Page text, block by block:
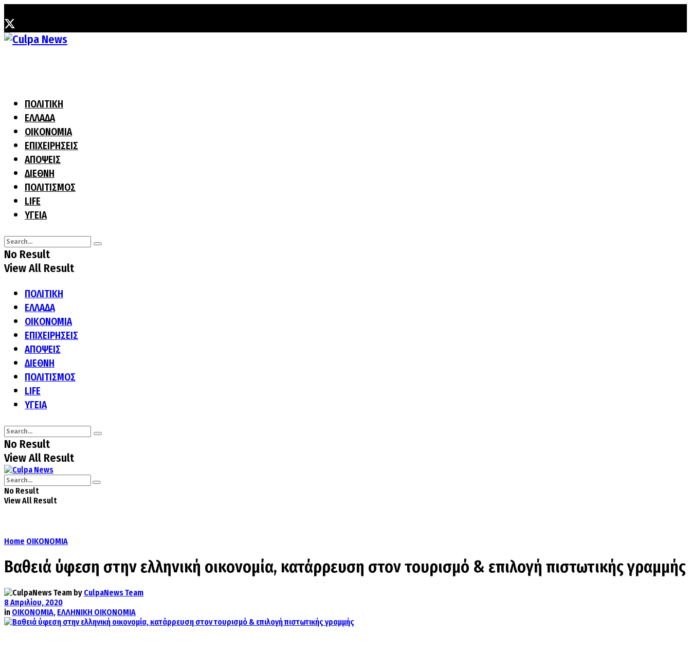
ΠΟΛΙΤΙΚΗ
ΕΛΛΑΔΑ
ΟΙΚΟΝΟΜΙΑ
ΕΠΙΧΕΙΡΗΣΕΙΣ
ΑΠΟΨΕΙΣ
ΔΙΕΘΝΗ
ΠΟΛΙΤΙΣΜΟΣ
LIFE
ΥΓΕΙΑ
No Result
View All Result
ΠΟΛΙΤΙΚΗ
ΕΛΛΑΔΑ
ΟΙΚΟΝΟΜΙΑ
ΕΠΙΧΕΙΡΗΣΕΙΣ
ΑΠΟΨΕΙΣ
ΔΙΕΘΝΗ
ΠΟΛΙΤΙΣΜΟΣ
LIFE
ΥΓΕΙΑ
No Result
View All Result
No Result
View All Result
Home ΟΙΚΟΝΟΜΙΑ
Βαθειά ύφεση στην ελληνική οικονομία, κατάρρευση στον τουρισμό & επιλογή πιστωτικής γραμμής
by CulpaNews Team
8 Απριλίου, 2020
in ΟΙΚΟΝΟΜΙΑ, ΕΛΛΗΝΙΚΗ ΟΙΚΟΝΟΜΙΑ